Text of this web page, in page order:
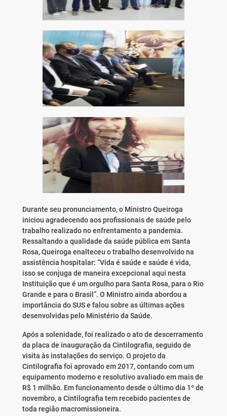
Durante seu pronunciamento, o Ministro Queiroga
iniciou agradecendo aos profissionais de saúde pelo
trabalho realizado no enfrentamento a pandemia.
Ressaltando a qualidade da saúde pública em Santa
Rosa, Queiroga enalteceu o trabalho desenvolvido na
assistência hospitalar: “Vida é saúde e saúde é vida,
isso se conjuga de maneira excepcional aqui nesta
Instituição que é um orgulho para Santa Rosa, para o Rio
Grande e para o Brasil”. O Ministro ainda abordou a
importância do SUS e falou sobre as últimas ações
desenvolvidas pelo Ministério da Saúde.
Após a solenidade, foi realizado o ato de descerramento
da placa de inauguração da Cintilografia, seguido de
visita às instalações do serviço. O projeto da
Cintilografia foi aprovado em 2017, contando com um
equipamento moderno e resolutivo avaliado em mais de
R$ 1 milhão. Em funcionamento desde o último dia 1º de
novembro, a Cintilografia tem recebido pacientes de
toda região macromissioneira.